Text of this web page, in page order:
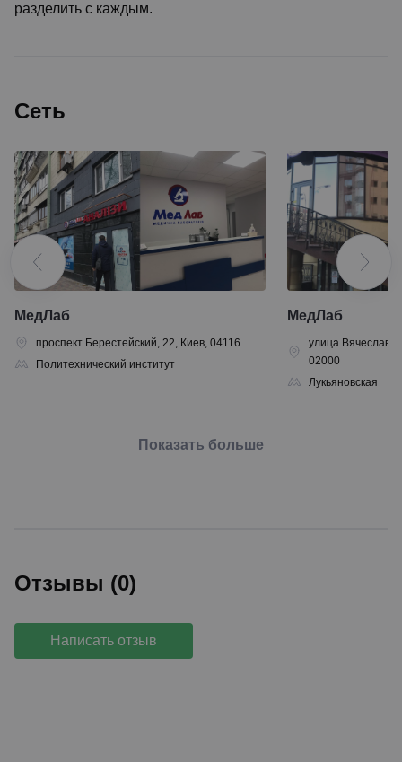
разделить с каждым.
Сеть
МедЛаб
проспект Берестейский, 22, Киев, 04116
Политехнический институт
МедЛаб
улица Вячеслава
02000
Лукьяновская
Показать больше
Отзывы (0)
Написать отзыв